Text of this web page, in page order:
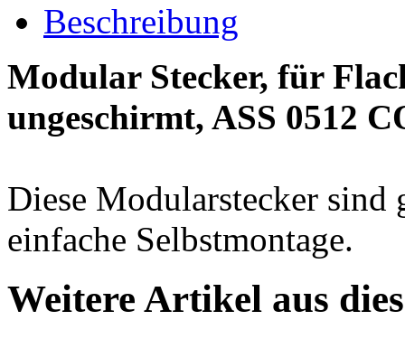
Beschreibung
Modular Stecker, für
ungeschirmt, ASS 0512
Diese Modularstecker sind
einfache Selbstmontage.
Weitere Artikel aus